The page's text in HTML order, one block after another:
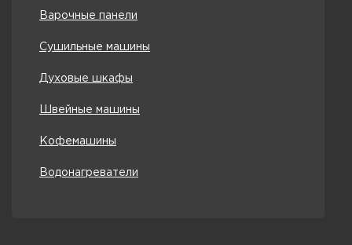
Варочные панели
Сушильные машины
Духовые шкафы
Швейные машины
Кофемашины
Водонагреватели